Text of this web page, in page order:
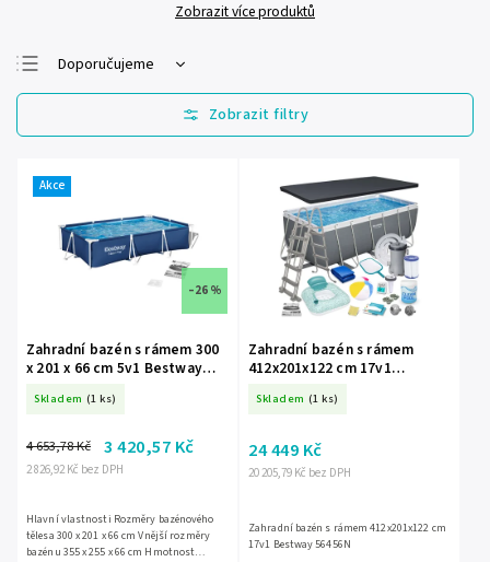
Zobrazit více produktů
Doporučujeme
Nejlevnější
Nejdražší
Akce
–26 %
Zahradní bazén s rámem 300
x 201 x 66 cm 5v1 Bestway
Skladem (1 ks)
2 826,92 Kč bez DPH
4 653,78 Kč 3 420,57 Kč
Hlavní vlastnosti Rozměry bazénového
tělesa 300 x 201 x 66 cm Vnější rozměry
bazénu 355 x 255 x 66 cm Hmotnost
Zahradní bazén s rámem
412x201x122 cm 17v1
Skladem (1 ks)
20 205,79 Kč bez DPH
24 449 Kč
Zahradní bazén s rámem 412x201x122 cm
17v1 Bestway 56456N